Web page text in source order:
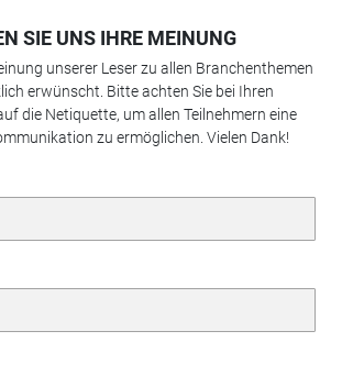
SIE UNS IHRE MEINUNG
unserer Leser zu allen Branchenthemen
erwünscht. Bitte achten Sie bei Ihren
die Netiquette, um allen Teilnehmern eine
zu ermöglichen. Vielen Dank!